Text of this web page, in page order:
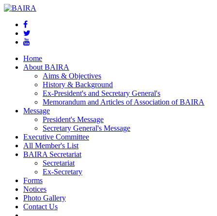
Home
About BAIRA
Aims & Objectives
History & Background
Ex-President's and Secretary General's
Memorandum and Articles of Association of BAIRA
Message
President's Message
Secretary General's Message
Executive Committee
All Member's List
BAIRA Secretariat
Secretariat
Ex-Secretary
Forms
Notices
Photo Gallery
Contact Us